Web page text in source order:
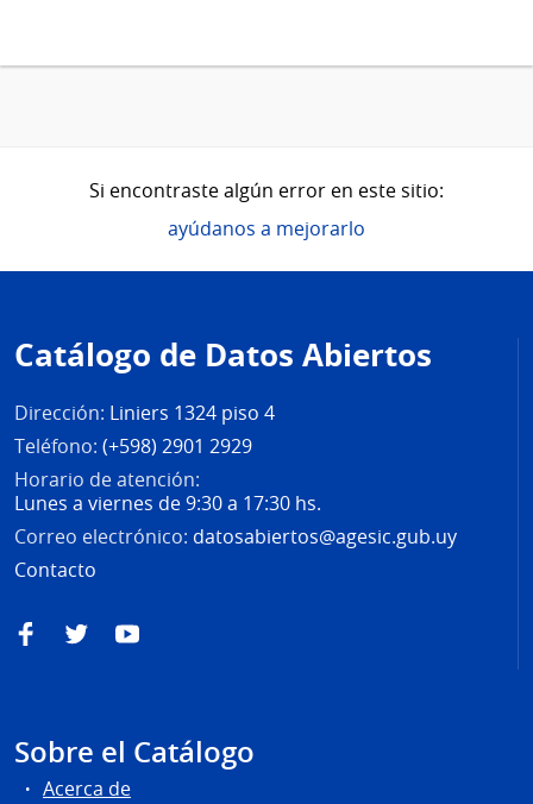
Si encontraste algún error en este sitio:
ayúdanos a mejorarlo
de
página
Catálogo de Datos Abiertos
Dirección: Liniers 1324 piso 4
Teléfono: (+598) 2901 2929
Horario de atención:
Lunes a viernes de 9:30 a 17:30 hs.
Correo electrónico: datosabiertos@agesic.gub.uy
Contacto
FacebookTwitterYouTube
Sobre el Catálogo
Acerca de